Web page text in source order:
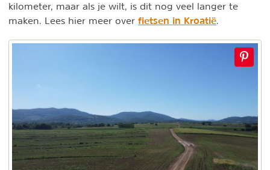
kilometer, maar als je wilt, is dit nog veel langer te
maken. Lees hier meer over fietsen in Kroatië